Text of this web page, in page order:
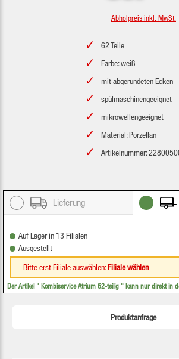
Abholpreis inkl. MwSt.
62 Teile
Farbe: weiß
mit abgerundeten Ecken
spülmaschinengeeignet
mikrowellengeeignet
Material: Porzellan
Artikelnummer:
Lieferung
Auf Lager in 13 Filialen
Ausgestellt
Bitte erst Filiale auswählen:Filiale wählen
Der Artikel " Kombiservice Atrium 62-teilig " kann nur direkt in
Produktanfrage